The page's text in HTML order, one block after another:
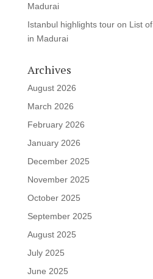
Madurai
Istanbul highlights touron List
in Madurai
Archives
August 2026
March 2026
February 2026
January 2026
December 2025
November 2025
October 2025
September 2025
August 2025
July 2025
June 2025